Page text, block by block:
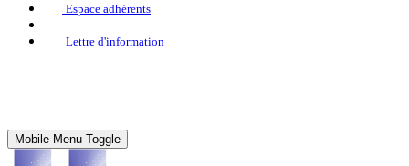
Espace adhérents
Lettre d'information
Mobile Menu Toggle